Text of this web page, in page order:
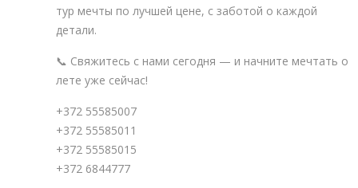
тур мечты по лучшей цене, с заботой о каждой
детали.
📞 Свяжитесь с нами сегодня — и начните мечтать о
лете уже сейчас!
+372 55585007
+372 55585011
+372 55585015
+372 6844777